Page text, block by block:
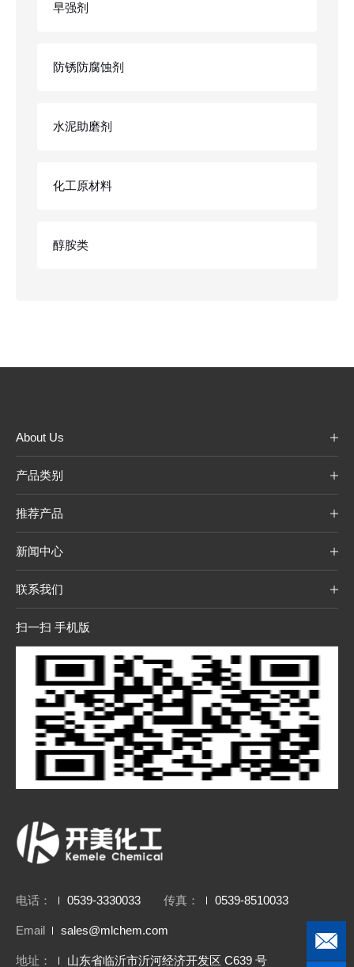
早强剂
防锈防腐蚀剂
水泥助磨剂
化工原材料
醇胺类
About Us
产品类别
推荐产品
新闻中心
联系我们
扫一扫 手机版
电话： 0539-3330033 传真： 0539-8510033
Email sales@mlchem.com
地址： 山东省临沂市沂河经济开发区 C639 号